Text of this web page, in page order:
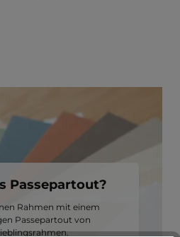
Passepartout?
Rahmen mit einem
Passepartout von